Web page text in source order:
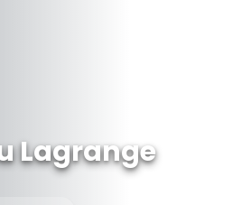
Lagrange